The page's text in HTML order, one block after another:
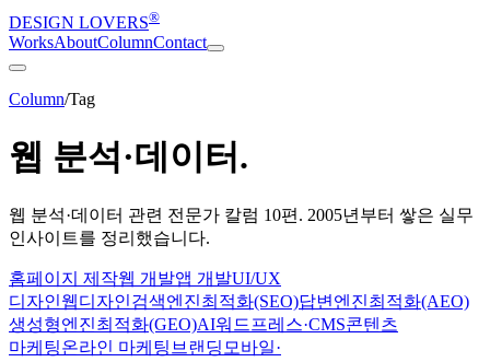
DESIGN LOVERS®
WorksAboutColumnContact
Column/Tag
웹 분석·데이터.
웹 분석·데이터 관련 전문가 칼럼 10편. 2005년부터 쌓은 실무
인사이트를 정리했습니다.
홈페이지 제작웹 개발앱 개발UI/UX
디자인웹디자인검색엔진최적화(SEO)답변엔진최적화(AEO)
생성형엔진최적화(GEO)AI워드프레스·CMS콘텐츠
마케팅온라인 마케팅 브랜딩 모바일·